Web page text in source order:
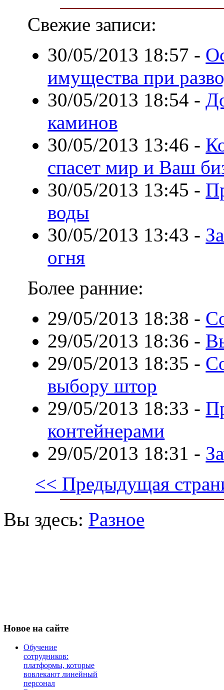
Свежие записи:
30/05/2013 18:57 -
имущества при
30/05/2013 18:54 -
каминов
30/05/2013 13:46 -
спасет мир и Ваш
30/05/2013 13:45 -
воды
30/05/2013 13:43 -
огня
Более ранние:
29/05/2013 18:38 -
29/05/2013 18:36 -
29/05/2013 18:35 -
выбору штор
29/05/2013 18:33 -
контейнерами
29/05/2013 18:31 -
<< Предыдущая
Вы здесь: Разное
Новое на сайте
Обучение
сотрудников:
платформы, которые
вовлекают линейный
персонал